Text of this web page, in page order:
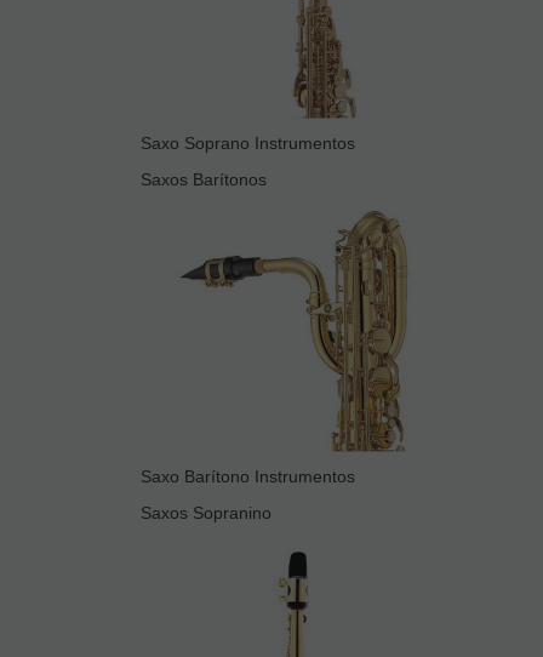
Saxo Soprano Instrumentos
Saxos Barítonos
Saxo Barítono Instrumentos
Saxos Sopranino